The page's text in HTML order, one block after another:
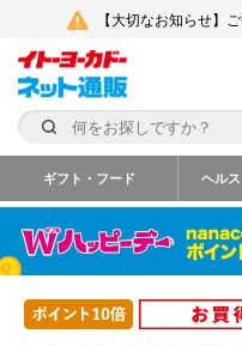
【大切なお知らせ】
ギフト・フード ヘル